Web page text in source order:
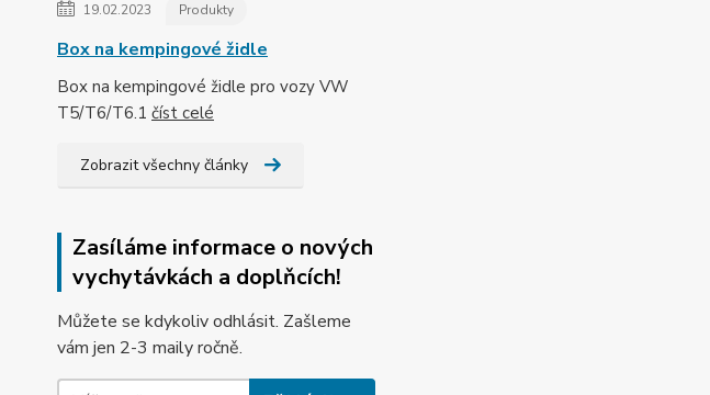
19.02.2023 Produkty
Box na kempingové židle
Box na kempingové židle pro vozy VW
T5/T6/T6.1 číst celé
Zobrazit všechny články
Zasíláme informace o nových
vychytávkách a doplňcích!
Můžete se kdykoliv odhlásit. Zašleme
vám jen 2-3 maily ročně.